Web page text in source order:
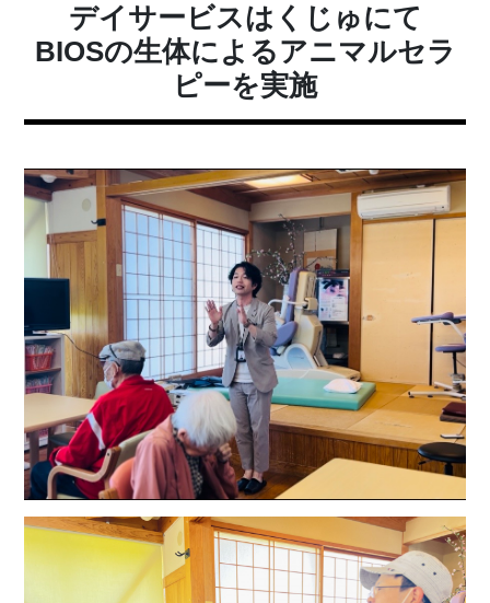
デイサービスはくじゅにて
BIOSの生体によるアニマルセラ
ピーを実施